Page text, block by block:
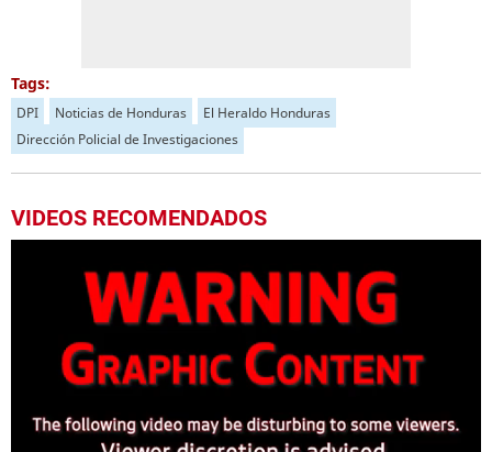
Tags:
DPI Noticias de Honduras
El Heraldo Honduras
Dirección Policial de Investigaciones
VIDEOS RECOMENDADOS